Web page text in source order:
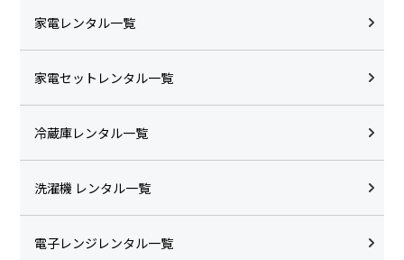
家電レンタル一覧
家電セットレンタル一覧
冷蔵庫レンタル一覧
洗濯機 レンタル一覧
電子レンジレンタル一覧